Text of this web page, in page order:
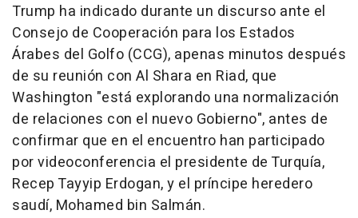
Trump ha indicado durante un discurso ante el
Consejo de Cooperación para los Estados
Árabes del Golfo (CCG), apenas minutos después
de su reunión con Al Shara en Riad, que
Washington "está explorando una normalización
de relaciones con el nuevo Gobierno", antes de
confirmar que en el encuentro han participado
por videoconferencia el presidente de Turquía,
Recep Tayyip Erdogan, y el príncipe heredero
saudí, Mohamed bin Salmán.